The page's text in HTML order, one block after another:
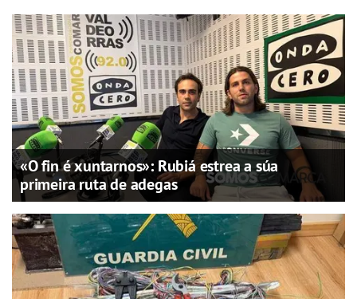
«O fin é xuntarnos»: Rubiá estrea a súa
primeira ruta de adegas